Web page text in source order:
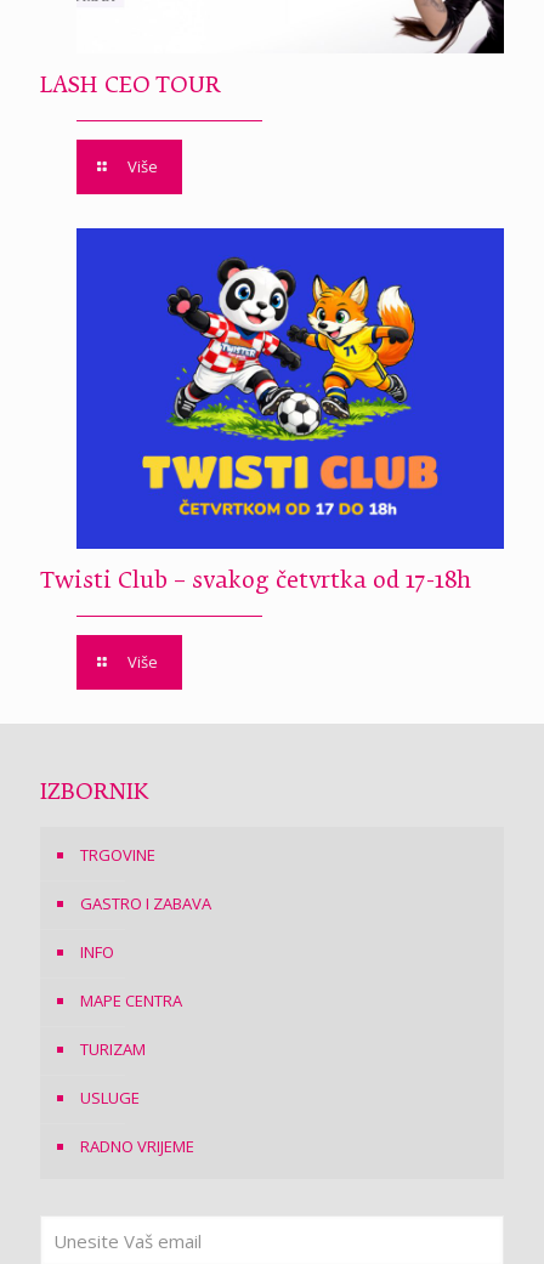
LASH CEO TOUR
Više
Twisti Club – svakog četvrtka od 17-18h
Više
IZBORNIK
TRGOVINE
GASTRO I ZABAVA
INFO
MAPE CENTRA
TURIZAM
USLUGE
RADNO VRIJEME